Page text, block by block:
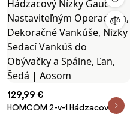
129,99 €
HOMCOM 2-v-1 Hádzacový